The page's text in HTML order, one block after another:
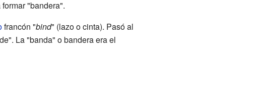
"bandera".
francón "bind" (lazo o cinta). Pasó al
La "banda" o bandera era el